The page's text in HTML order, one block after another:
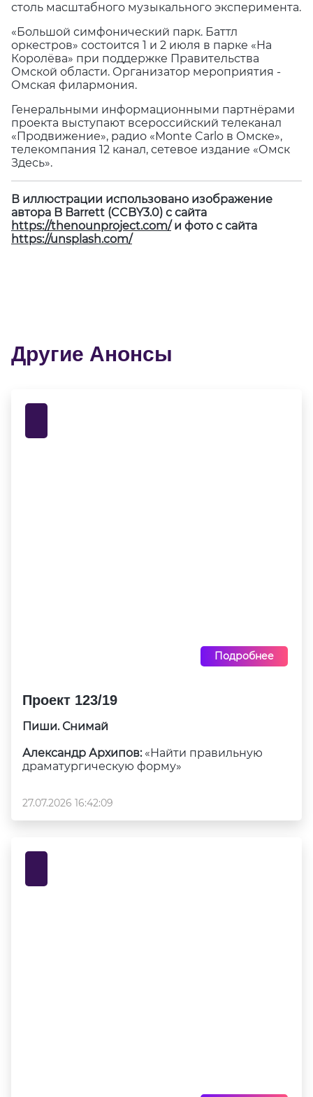
столь масштабного музыкального эксперимента.
«Большой симфонический парк. Баттл
оркестров» состоится 1 и 2 июля в парке «На
Королёва» при поддержке Правительства
Омской области. Организатор мероприятия -
Омская филармония.
Генеральными информационными партнёрами
проекта выступают всероссийский телеканал
«Продвижение», радио «Monte Carlo в Омске»,
телекомпания 12 канал, сетевое издание «Омск
Здесь».
В иллюстрации использовано изображение
автора B Barrett (CCBY3.0) с сайта
https://thenounproject.com/и фото с сайта
https://unsplash.com/
Другие Анонсы
Подробнее
Проект 123/19
Пиши. Снимай
Александр Архипов:«Найти правильную
драматургическую форму»
27.07.2026 16:42:09